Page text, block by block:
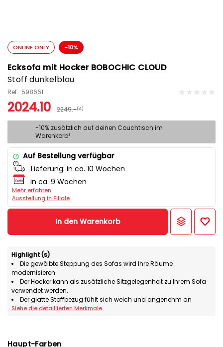
ONLINE ONLY -10%
Ecksofa mit Hocker BOBOCHIC CLOUD
Stoff dunkelblau
Ref.: 598661
2024.10 2249.-(A)
-10% zusätzlich auf deinen Couchtisch im
Warenkorb³
Auf Bestellung verfügbar
Lieferung: in ca. 10 Wochen
in ca. 9 Wochen
Mehr erfahren
Ausstellung in Filiale
In den Warenkorb
Highlight(s)
Die gewölbte Steppung des Sofas wird Ihre Räume
modernisieren
Der Hocker kann als zusätzliche Sitzgelegenheit zu Ihrem Sofa
verwendet werden.
Der glatte Stoffbezug fühlt sich weich und angenehm an
Siehe die detaillierten Merkmale
Haupt-Farben